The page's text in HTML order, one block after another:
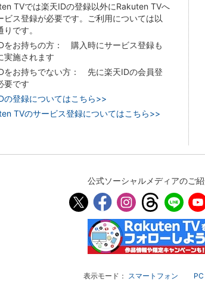
TVでは楽天IDの登録以外にRakuten TVへ
ビス登録が必要です。ご利用については以
です。
をお持ちの方： 購入時にサービス登録も
実施されます
をお持ちでない方： 先に楽天IDの会員登
要です
の登録についてはこちら>>
TVのサービス登録についてはこちら>>
公式ソーシャルメディアのご
表示モード： スマートフォン PC